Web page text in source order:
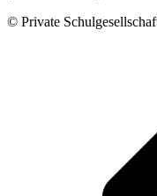
© Private